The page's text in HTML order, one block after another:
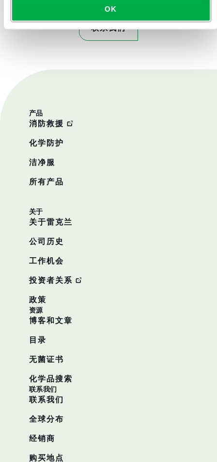
OK
联系我们
产品
消防救援
化学防护
洁净服
所有产品
关于
关于雷克兰
公司历史
工作机会
投资者关系
政策
资源
博客和文章
目录
无菌证书
化学品搜索
联系我们
联系我们
全球分布
经销商
购买地点